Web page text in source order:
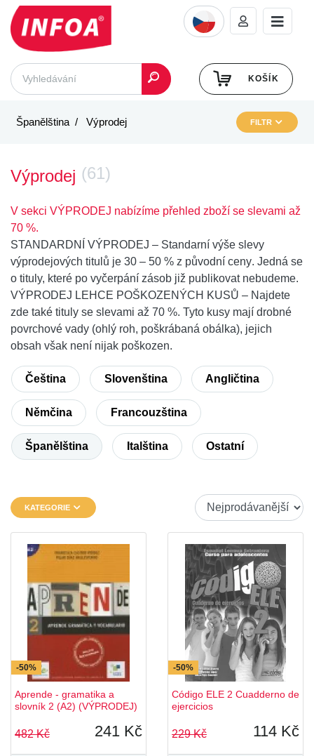
KOŠÍK
Španělština Výprodej FILTR
Výprodej (61)
V sekci VÝPRODEJ nabízíme přehled zboží se slevami až
70 %.
STANDARDNÍ VÝPRODEJ – Standarní výše slevy
výprodejových titulů je 30 – 50 % z původní ceny. Jedná se
o tituly, které po vyčerpání zásob již publikovat nebudeme.
VÝPRODEJ LEHCE POŠKOZENÝCH KUSŮ – Najdete
zde také tituly se slevami až 70 %. Tyto kusy mají drobné
povrchové vady (ohlý roh, poškrábaná obálka), jejich
obsah však není nijak poškozen.
Čeština Slovenština Angličtina
Němčina Francouzština
Španělština Italština Ostatní
KATEGORIE
-50%
Aprende - gramatika a
slovník 2 (A2) (VÝPRODEJ)
482 Kč 241 Kč
-50%
Código ELE 2 Cuadderno de
ejercicios
229 Kč 114 Kč